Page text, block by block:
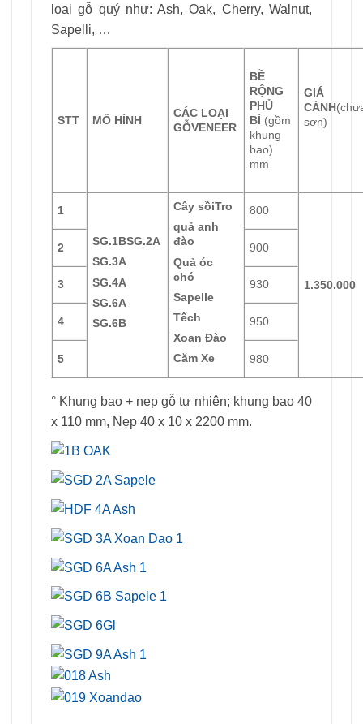
loại gỗ quý như: Ash, Oak, Cherry, Walnut,
Sapelli, …
STT MÔ HÌNH
CÁC LOẠI
GỖVENEER
BỀ
RỘNG
PHỦ
BÌ (gồm
khung
bao)
mm
GIÁ
CÁNH
sơn)
1
SG.1BSG.2A
SG.3A
SG.4A
SG.6A
SG.6B
Cây sồiTro
quả anh
đào
Quả óc
chó
Sapelle
Tếch
Xoan Đào
Căm Xe
800
1.350.000
2 900
3 930
4 950
5 980
° Khung bao + nẹp gỗ tự nhiên; khung bao 40
x 110 mm, Nẹp 40 x 10 x 2200 mm.